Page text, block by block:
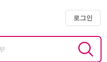
로그인